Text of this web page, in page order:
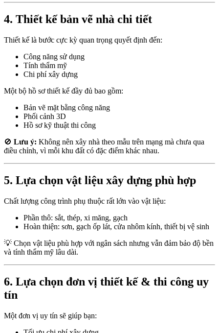
4. Thiết kế bản vẽ nhà chi tiết
Thiết kế là bước cực kỳ quan trọng quyết định đến:
Công năng sử dụng
Tính thẩm mỹ
Chi phí xây dựng
Một bộ hồ sơ thiết kế đầy đủ bao gồm:
Bản vẽ mặt bằng công năng
Phối cảnh 3D
Hồ sơ kỹ thuật thi công
🚫 Lưu ý: Không nên xây nhà theo mẫu trên mạng mà chưa qua
điều chỉnh, vì mỗi khu đất có đặc điểm khác nhau.
5. Lựa chọn vật liệu xây dựng phù hợp
Chất lượng công trình phụ thuộc rất lớn vào vật liệu:
Phần thô: sắt, thép, xi măng, gạch
Hoàn thiện: sơn, gạch ốp lát, cửa nhôm kính, thiết bị vệ sinh
💡 Chọn vật liệu phù hợp với ngân sách nhưng vẫn đảm bảo độ bền
và tính thẩm mỹ lâu dài.
6. Lựa chọn đơn vị thiết kế & thi công uy
tín
Một đơn vị uy tín sẽ giúp bạn: